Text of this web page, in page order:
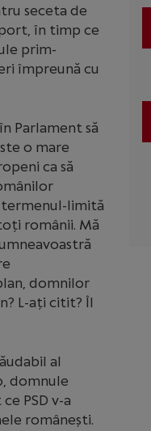
seceta de
în timp ce
prim-
împreună cu
Parlament să
o mare
ca să
termenul-limită
românii. Mă
domnilor
L-ați citit? Îl
al
domnule
PSD v-a
românești.